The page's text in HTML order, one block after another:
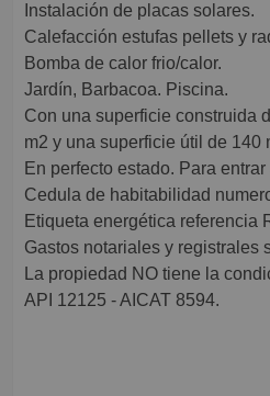
Instalación de placas solares.
Calefacción estufas pellets y
Bomba de calor frio/calor.
Jardín, Barbacoa. Piscina.
Con una superficie construida
m2 y una superficie útil de 140
En perfecto estado. Para entrar
Cedula de habitabilidad
Etiqueta energética referencia
Gastos notariales y registrales
La propiedad NO tiene la
API 12125 - AICAT 8594.